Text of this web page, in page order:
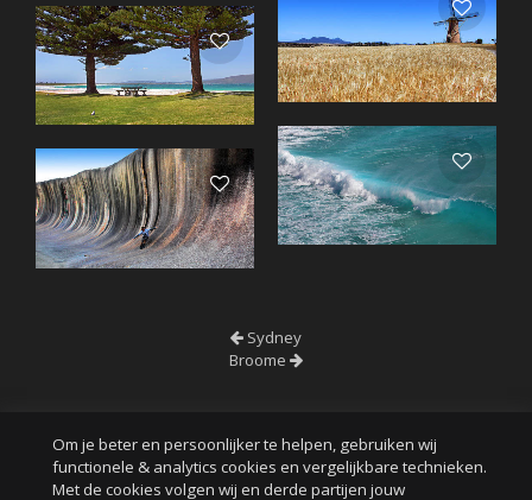
Sydney
Broome
Om je beter en persoonlijker te helpen, gebruiken wij
functionele & analytics cookies en vergelijkbare technieken.
Met de cookies volgen wij en derde partijen jouw